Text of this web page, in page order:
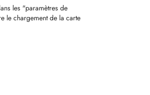
les "paramètres de
le chargement de la carte